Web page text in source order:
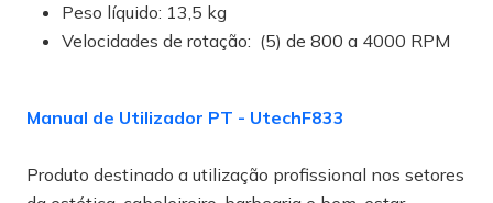
Peso líquido: 13,5 kg
Velocidades de rotação: (5) de 800 a 4000 RPM
Manual de Utilizador PT - UtechF833
Produto destinado a utilização profissional nos setores